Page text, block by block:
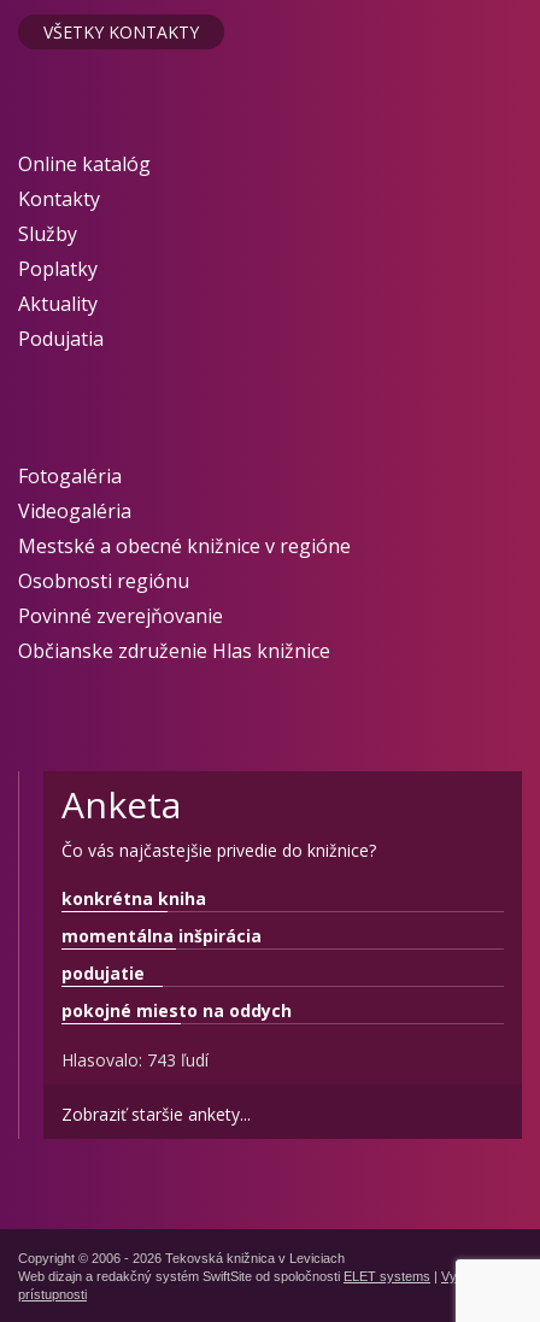
VŠETKY KONTAKTY
Online katalóg
Kontakty
Služby
Poplatky
Aktuality
Podujatia
Fotogaléria
Videogaléria
Mestské a obecné knižnice v regióne
Osobnosti regiónu
Povinné zverejňovanie
Občianske združenie Hlas knižnice
Anketa
Čo vás najčastejšie privedie do knižnice?
konkrétna kniha
momentálna inšpirácia
podujatie
pokojné miesto na oddych
Hlasovalo: 743 ľudí
Zobraziť staršie ankety...
Copyright © 2006 - 2026 Tekovská knižnica v Leviciach
Web dizajn a redakčný systém SwiftSite od spoločnosti ELET systems | Vyhlásenie o
prístupnosti